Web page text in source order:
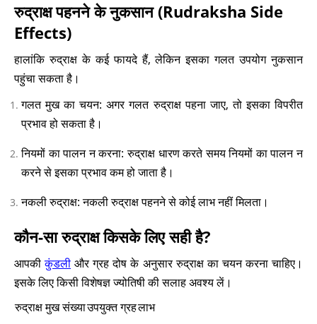
रुद्राक्ष पहनने के नुकसान (Rudraksha Side
Effects)
हालांकि रुद्राक्ष के कई फायदे हैं, लेकिन इसका गलत उपयोग नुकसान
पहुंचा सकता है।
गलत मुख का चयन: अगर गलत रुद्राक्ष पहना जाए, तो इसका विपरीत
प्रभाव हो सकता है।
नियमों का पालन न करना: रुद्राक्ष धारण करते समय नियमों का पालन न
करने से इसका प्रभाव कम हो जाता है।
नकली रुद्राक्ष: नकली रुद्राक्ष पहनने से कोई लाभ नहीं मिलता।
कौन-सा रुद्राक्ष किसके लिए सही है?
आपकीकुंडली और ग्रह दोष के अनुसार रुद्राक्ष का चयन करना चाहिए।
इसके लिए किसी विशेषज्ञ ज्योतिषी की सलाह अवश्य लें।
रुद्राक्ष मुख संख्याउपयुक्त ग्रहलाभ